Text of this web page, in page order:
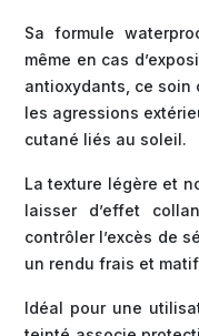
Sa formule
même en cas
antioxydants, ce soin
les agressions
cutané liés au soleil.
La texture légère et
laisser d’effet
contrôler l’excès de
un rendu frais et
Idéal pour une